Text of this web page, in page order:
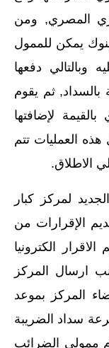
المصري, ومن
يمكن للممول
وبالتالي دفعها
ثم يقوم
لإضافتها
العمليات تتم
الاطلاق.
لمركز كبار
الإقرارات من
الكترونيا
ارسال المركز
المركز بموعد
سداد الضريبة
ممولي الضرائب